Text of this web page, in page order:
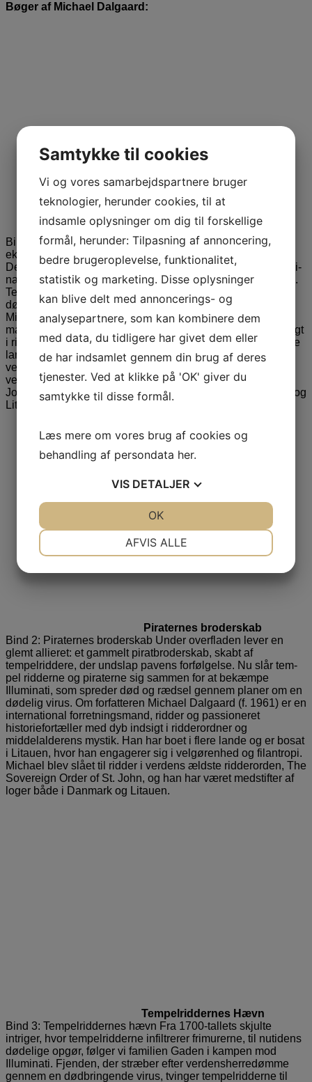
Bøger af Michael Dalgaard:
Tempelridderen fra nord
Bind 1: Tempelridderen fra nord. I nutidens skygger
eksisterer tem­pelridderne stadig, skjult for ver­dens øjne.
Deres ældgamle fjende, Tyres-klanen – nu kendt som Illumi­
nati – er igen på spil og truer med at kaste verden ud i kaos.
Tempelrid­derne må træde frem for at bekæm­pe en
dødbringende plan om en ny verdensorden. Om forfatteren
Michael Dalgaard (f. 1961) er en international forretnings­
mand, ridder og passioneret historiefortæller med dyb indsigt
i ridderordner og middelalderens mystik. Han har boet i flere
lande og er bosat i Litauen, hvor han engage­rer sig i
velgørenhed og filantropi. Michael blev slået til ridder i
verdens ældste ridderorden, The Sovereign Order of St.
John, og han har været med­stifter af loger både i Danmark og
Litauen.
Piraternes broderskab
Bind 2: Piraternes broderskab Under overfladen lever en
glemt al­lieret: et gammelt piratbroderskab, skabt af
tempelriddere, der undslap pavens forfølgelse. Nu slår tem­
pel ridderne og piraterne sig sam­men for at bekæmpe
Illuminati, som spreder død og rædsel gennem pla­ner om en
dødelig virus. Om forfatteren Michael Dalgaard (f. 1961) er en
international forretnings­mand, ridder og passioneret
historiefortæller med dyb indsigt i ridderordner og
middelalderens mystik. Han har boet i flere lande og er bosat
i Litauen, hvor han engage­rer sig i velgørenhed og filantropi.
Michael blev slået til ridder i verdens ældste ridderorden, The
Sovereign Order of St. John, og han har været med­stifter af
loger både i Danmark og Litauen.
Tempelriddernes Hævn
Bind 3: Tempelriddernes hævn Fra 1700-tallets skjulte
intriger, hvor tempelridderne infiltrerer frimurerne, til nutidens
dødelige opgør, følger vi familien Gaden i kampen mod
Illuminati. Fjenden, der stræber efter verdensherredømme
gennem en dødbringende virus, tvinger tempelridderne til
Samtykke til cookies
Vi og vores samarbejdspartnere bruger
teknologier, herunder cookies, til at
indsamle oplysninger om dig til forskellige
formål, herunder: Tilpasning af annoncering,
bedre brugeroplevelse, funktionalitet,
statistik og marketing. Disse oplysninger
kan blive delt med annoncerings- og
analysepartnere, som kan kombinere dem
med data, du tidligere har givet dem eller
de har indsamlet gennem din brug af deres
tjenester. Ved at klikke på 'OK' giver du
samtykke til disse formål.
Læs mere om vores brug af cookies og
behandling af persondata her.
VIS DETALJER
AFVIS ALLE
OK